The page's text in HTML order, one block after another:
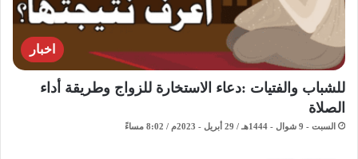
اخبار
للشباب والفتيات :دعاء الاستخارة للزواج وطريقة أداء
الصلاة
السبت - 9 شوال - 1444هـ / 29 أبريل - 2023م / 8:02 مساءً